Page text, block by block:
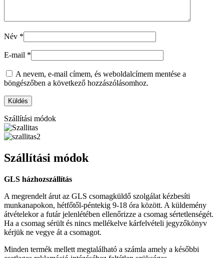
Név *
E-mail *
A nevem, e-mail címem, és weboldalcímem mentése a
böngészőben a következő hozzászólásomhoz.
Szállítási módok
Szállítási módok
GLS házhozszállítás
A megrendelt árut az GLS csomagküldő szolgálat kézbesíti
munkanapokon, hétfőtől-péntekig 9-18 óra között. A küldemény
átvételekor a futár jelenlétében ellenőrizze a csomag sértetlenségét.
Ha a csomag sérült és nincs mellékelve kárfelvételi jegyzőkönyv
kérjük ne vegye át a csomagot.
Minden termék mellett megtalálható a számla amely a későbbi